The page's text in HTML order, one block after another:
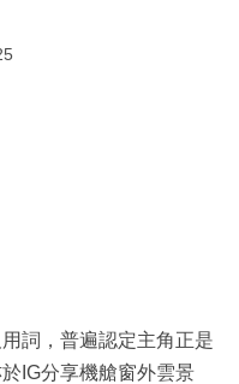
詞，普遍認定主角正是
IG分享機艙窗外雲景